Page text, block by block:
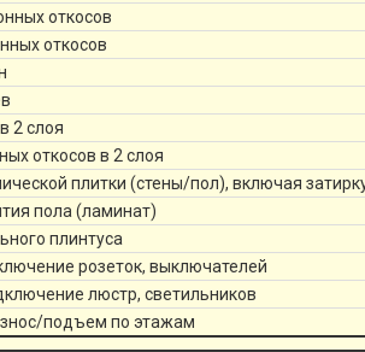
откосов
откосов
2 слоя
откосов в 2 слоя
плитки (стены/пол), включая
пола (ламинат)
плинтуса
розеток, выключателей
люстр, светильников
подъем по этажам